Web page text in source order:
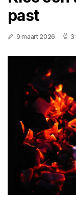
past
9 maart 2026 3